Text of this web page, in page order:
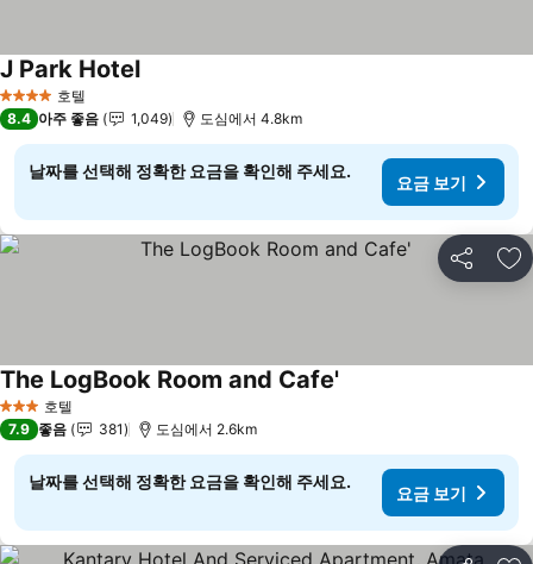
4 성급 호텔
J Park Hotel요금 보기
8.4 아주 좋음 1,049 도심에서 4.8km
날짜를 선택해 정확한 요금을 확인해 주세요.
요금 보기
공유 즐
3 성급 호텔
The LogBook Room and Cafe'
7.9 좋음 381 도심에서 2.6km
날짜를 선택해 정확한 요금을 확인해 주세요.
요금 보기